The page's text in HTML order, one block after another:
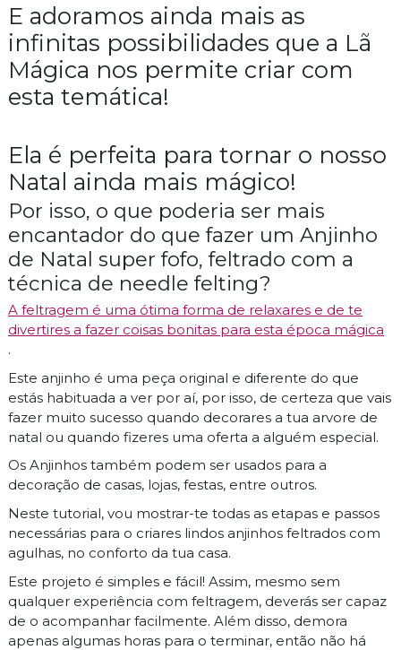
E adoramos ainda mais as
infinitas possibilidades que a Lã
Mágica nos permite criar com
esta temática!
Ela é perfeita para tornar o nosso
Natal ainda mais mágico!
Por isso, o que poderia ser mais
encantador do que fazer um Anjinho
de Natal super fofo, feltrado com a
técnica de needle felting?
A feltragem é uma ótima forma de relaxares e de te
divertires a fazer coisas bonitas para esta época mágica
.
Este anjinho é uma peça original e diferente do que
estás habituada a ver por aí, por isso, de certeza que vais
fazer muito sucesso quando decorares a tua arvore de
natal ou quando fizeres uma oferta a alguém especial.
Os Anjinhos também podem ser usados para a
decoração de casas, lojas, festas, entre outros.
Neste tutorial, vou mostrar-te todas as etapas e passos
necessárias para o criares lindos anjinhos feltrados com
agulhas, no conforto da tua casa.
Este projeto é simples e fácil! Assim, mesmo sem
qualquer experiência com feltragem, deverás ser capaz
de o acompanhar facilmente. Além disso, demora
apenas algumas horas para o terminar, então não há